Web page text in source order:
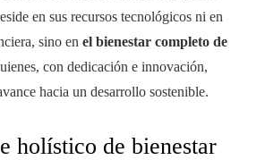
en sus recursos tecnológicos ni en
sino en el bienestar completo de
con dedicación e innovación,
hacia un desarrollo sostenible.
holístico de bienestar